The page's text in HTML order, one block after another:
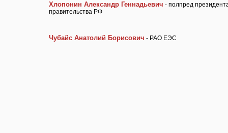
Хлопонин Александр Геннадьевич - полпред
правительства РФ
Чубайс Анатолий Борисович - РАО ЕЭС